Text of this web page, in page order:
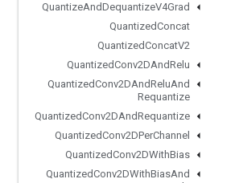
QuantizeAndDequantizeV4Grad
QuantizedConcat
QuantizedConcatV2
QuantizedConv2DAndRelu
QuantizedConv2DAndReluAnd
Requantize
QuantizedConv2DAndRequantize
QuantizedConv2DPerChannel
QuantizedConv2DWithBias
QuantizedConv2DWithBiasAnd